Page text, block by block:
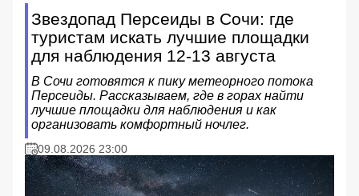
Звездопад Персеиды в Сочи: где
туристам искать лучшие площадки
для наблюдения 12-13 августа
В Сочи готовятся к пику метеорного потока
Персеиды. Рассказываем, где в горах найти
лучшие площадки для наблюдения и как
организовать комфортный ночлег.
09.08.2026 23:00